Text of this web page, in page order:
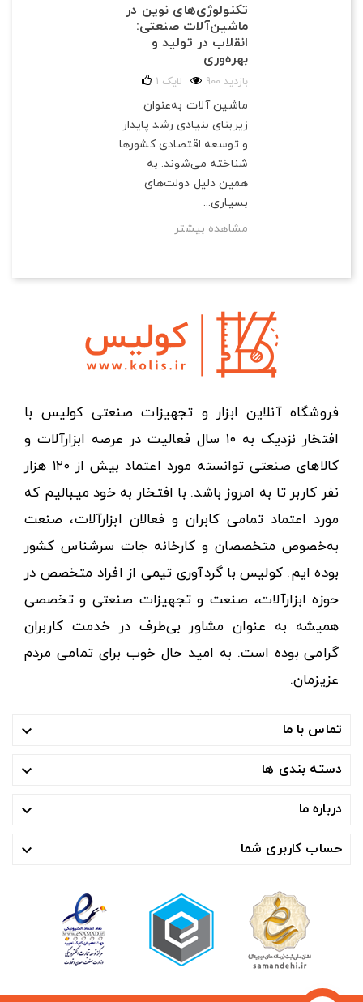
تکنولوژی‌های نوین در
ماشین‌آلات صنعتی:
انقلاب در تولید و
بهره‌وری
900 بازدید 1 لایک
ماشین آلات به‌عنوان
زیربنای بنیادی رشد پایدار
و توسعه اقتصادی کشورها
شناخته می‌شوند. به
همین دلیل دولت‌های
بسیاری...
مشاهده بیشتر
فروشگاه آنلاین ابزار و تجهیزات صنعتی کولیس با
افتخار نزدیک به ۱۰ سال فعالیت در عرصه ابزارآلات و
کالاهای صنعتی توانسته مورد اعتماد بیش از ۱۲۰ هزار
نفر کاربر تا به امروز باشد. با افتخار به خود میبالیم که
مورد اعتماد تمامی کابران و فعالان ابزارآلات، صنعت
به‌خصوص متخصصان و کارخانه جات سرشناس کشور
بوده ایم. کولیس با گردآوری تیمی از افراد متخصص در
حوزه ابزارآلات، صنعت و تجهیزات صنعتی و تخصصی
همیشه به عنوان مشاور بی‌طرف در خدمت کاربران
گرامی بوده است. به امید حال خوب برای تمامی مردم
عزیزمان.
تماس با ما 
دسته بندی ها 
درباره ما 
حساب کاربری شما 